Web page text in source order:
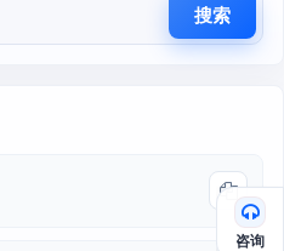
搜索
咨询